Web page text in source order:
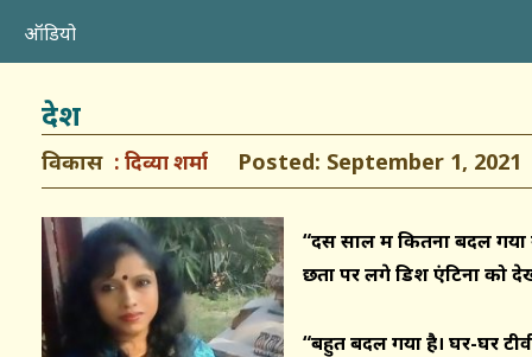
ऑडियो
देश
विकास दिव्या शर्मा Posted: September 1, 2021
“दस साल में कितना बदल
छतों पर लगे डिश एंटिना को
“बहुत बदल गया है। घर-घर